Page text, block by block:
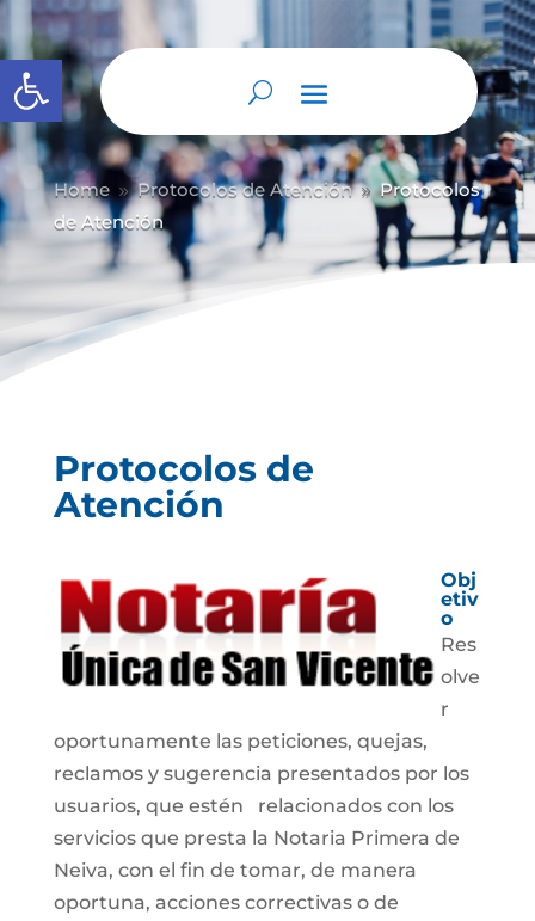
Abrir barra de herramientas
Home 9 Protocolos de Atención 9 Protocolos
de Atención
Protocolos de
Atención
Obj
etiv
o
Res
olve
r
oportunamente las peticiones, quejas,
reclamos y sugerencia presentados por los
usuarios, que estén relacionados con los
servicios que presta la Notaria Primera de
Neiva, con el fin de tomar, de manera
oportuna, acciones correctivas o de